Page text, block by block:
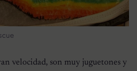
velocidad, son muy juguetones y